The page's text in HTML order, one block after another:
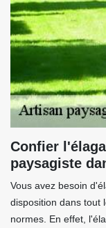
Confier
paysagiste
Vous avez besoin
disposition dans tout
normes. En effet,